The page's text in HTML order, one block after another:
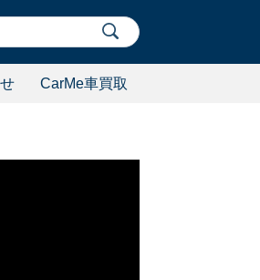
CarMe車買取